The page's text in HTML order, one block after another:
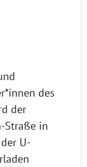
des
der
Straße in
U-